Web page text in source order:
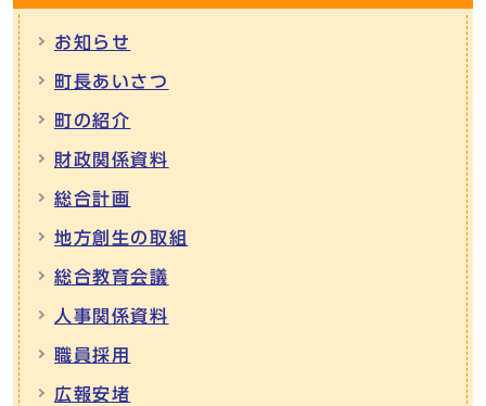
お知らせ
町長あいさつ
町の紹介
財政関係資料
総合計画
地方創生の取組
総合教育会議
人事関係資料
職員採用
広報安堵